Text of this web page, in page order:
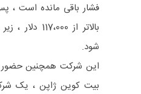
فشار باقی مانده است ،
شود.
این شرکت همچنین حضور
بیت کوین ژاپن ، یک